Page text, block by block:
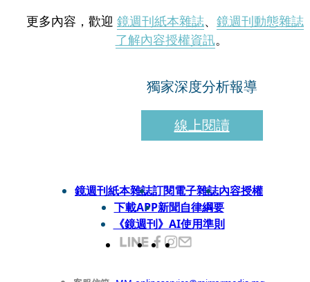
更多內容，歡迎 鏡週刊紙本雜誌、 鏡週刊動態雜誌
了解內容授權資訊。
獨家深度分析報導
線上閱讀
鏡週刊紙本雜誌訂閱電子雜誌內容授權
下載APP新聞自律綱要
《鏡週刊》AI使用準則